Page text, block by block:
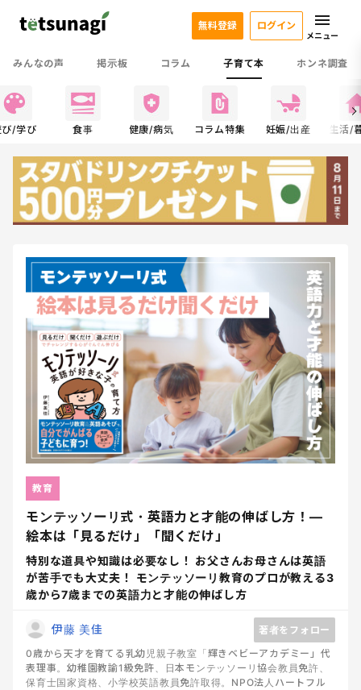
みんなの声 掲示板 コラム 子育て本 ホンネ調査
無料登録 ログイン
メニュー
び/学び 食事 健康/病気 コラム特集 妊娠/出産 生活/
モンテッソーリ式・英語力と才能の伸ばし方！―
絵本は「見るだけ」「聞くだけ」
特別な道具や知識は必要なし！ お父さんお母さんは英語
が苦手でも大丈夫！ モンテッソーリ教育のプロが教える3
歳から7歳までの英語力と才能の伸ばし方
教育
伊藤 美佳
著者をフォロー
0歳から天才を育てる乳幼児親子教室「輝きベビーアカデミー」代
表理事。幼稚園教諭1級免許、日本モンテッソーリ協会教員免許、
保育士国家資格、小学校英語教員免許取得。NPO法人ハートフル